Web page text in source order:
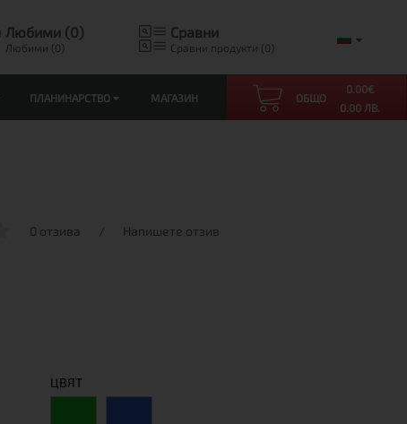
Любими (0)
Любими (0)
Сравни
Сравни продукти (0)
ПЛАНИНАРСТВО МАГАЗИН ОБЩО
0.00€
0.00 ЛВ.
0 отзива / Напишете отзив
ЦВЯТ